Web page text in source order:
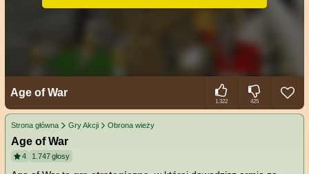
Age of War
1.322 425
Strona główna Gry Akcji Obrona wieży
Age of War
4 1.747głosy